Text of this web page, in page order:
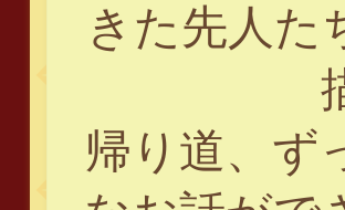
きた先人た
帰り道、ず